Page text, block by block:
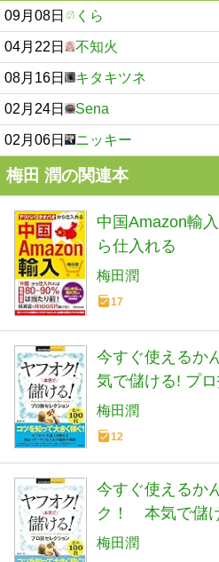
09月08日 くら
04月22日 不知火
08月16日 キタキツネ
02月24日 Sena
02月06日 ニッキー
梅田 潤の関連本
中国Amazon輸
ら仕入れる
梅田潤
17
今すぐ使えるか
気で儲ける! プ
梅田潤
12
今すぐ使えるか
ク！ 本気で儲
ション
梅田潤